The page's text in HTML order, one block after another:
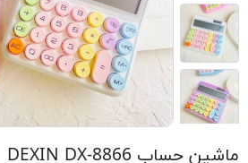
ماشین حساب DEXIN DX-8866